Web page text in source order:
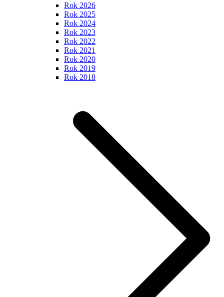
Rok 2026
Rok 2025
Rok 2024
Rok 2023
Rok 2022
Rok 2021
Rok 2020
Rok 2019
Rok 2018